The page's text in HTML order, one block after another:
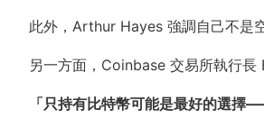
此外，Arthur Hayes 強調自己不是
另一方面，Coinbase 交易所執行
「只持有比特幣可能是最好的選擇